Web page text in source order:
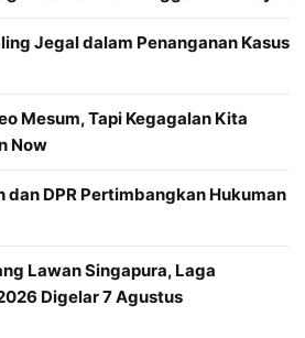
Jegal dalam Penanganan Kasus
Mesum, Tapi Kegagalan Kita
Now
dan DPR Pertimbangkan Hukuman
Lawan Singapura, Laga
Digelar 7 Agustus